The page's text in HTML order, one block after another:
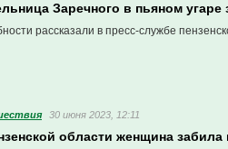
Заречного в пьяном угаре
рассказали в пресс-службе
30 июня 2023, 12:11
области женщина